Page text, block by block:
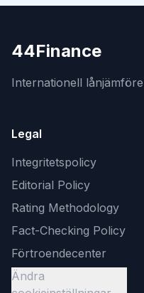
44Finance
Internationell
Legal
Integritetspolicy
Editorial Policy
Rating Methodology
Fact-Checking Policy
Förtroendecenter
Ändra